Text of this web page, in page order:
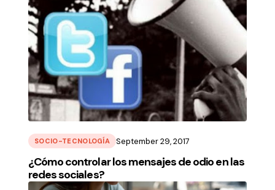
SOCIO-TECNOLOGÍA September 29, 2017
¿Cómo controlar los mensajes de odio en las
redes sociales?